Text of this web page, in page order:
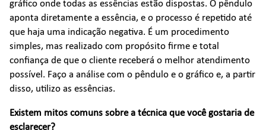
gráfico onde todas as essências estão dispostas. O pêndulo
aponta diretamente a essência, e o processo é repetido até
que haja uma indicação negativa. É um procedimento
simples, mas realizado com propósito firme e total
confiança de que o cliente receberá o melhor atendimento
possível. Faço a análise com o pêndulo e o gráfico e, a partir
disso, utilizo as essências.
Existem mitos comuns sobre a técnica que você gostaria de
esclarecer?